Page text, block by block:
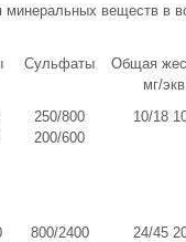
веществ в
Сульфаты
Общая
мг/
250/800
200/600
10/18
800/2400
24/45